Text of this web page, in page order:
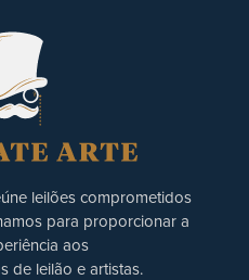
leilões comprometidos
para proporcionar a
aos
de leilão e artistas.